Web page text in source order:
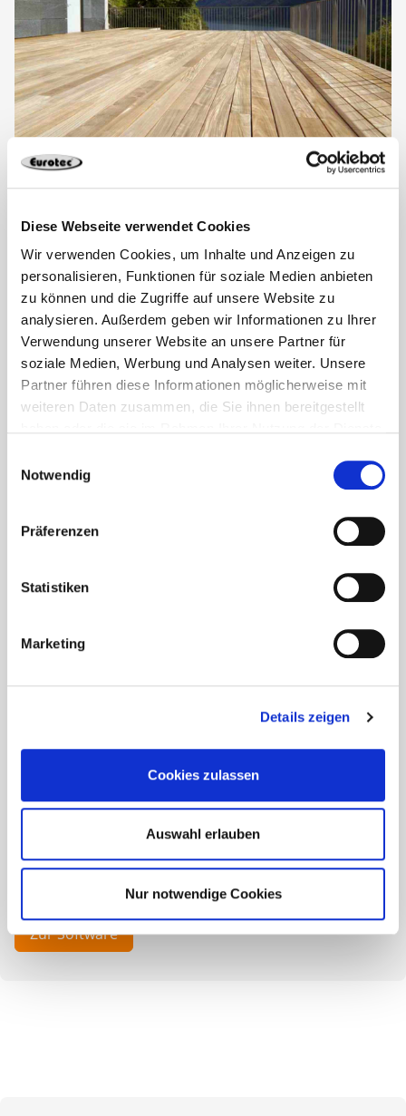
Diese Webseite verwendet Cookies
Wir verwenden Cookies, um Inhalte und Anzeigen zu
personalisieren, Funktionen für soziale Medien anbieten
zu können und die Zugriffe auf unsere Website zu
analysieren. Außerdem geben wir Informationen zu Ihrer
Verwendung unserer Website an unsere Partner für
soziale Medien, Werbung und Analysen weiter. Unsere
Partner führen diese Informationen möglicherweise mit
weiteren Daten zusammen, die Sie ihnen bereitgestellt
Notwendig
Präferenzen
Statistiken
Marketing
Details zeigen
Cookies zulassen
Auswahl erlauben
Nur notwendige Cookies
Sie möchten eine Terrasse
Lesen Sie sich unseren Beitrag zum Thema „Terrassen
im Außenbereich“ durch und erhalten Sie bereits
vorab Planungshilfen und wichtige Fakten über
geeignete Befestigungsmittel und die Anforderungen
an eine Terrasse in den unterschiedlichen
Nutzungsklassen.
Planen Sie Ihr Terrassenprojekt
Sie planen den Bau einer neuen Terrasse? Nutzen Sie
dazu unterstützend den Eurotec Terrassenplaner. Mit
unserer kostenlosen Terrassensoftware helfen wir
Ihnen, online individuelle Terrassenprojekte zu planen.
Zur Software